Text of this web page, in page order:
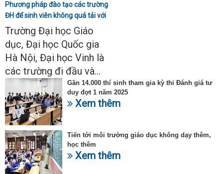
Phương pháp đào tạo các trường
ĐH để sinh viên không quá tải với
ngành Sư phạm Khoa học tự
nhiên
Trường Đại học Giáo
dục, Đại học Quốc gia
Hà Nội, Đại học Vinh là
các trường đi đầu và...
Gần 14.000 thí sinh tham gia kỳ thi Đánh giá tư
duy đợt 1 năm 2025
Xem thêm
Tiến tới môi trường giáo dục không dạy thêm,
học thêm
Xem thêm